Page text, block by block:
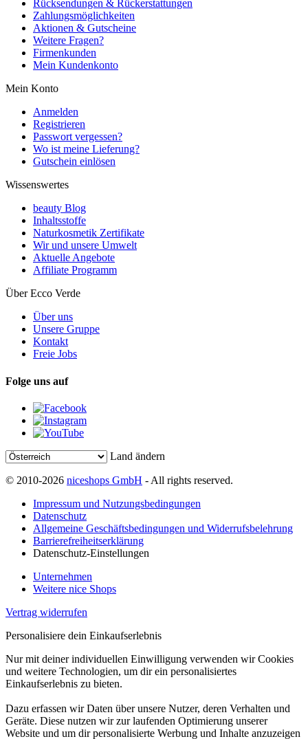
Rücksendungen & Rückerstattungen
Zahlungsmöglichkeiten
Aktionen & Gutscheine
Weitere Fragen?
Firmenkunden
Mein Kundenkonto
Mein Konto
Anmelden
Registrieren
Passwort vergessen?
Wo ist meine Lieferung?
Gutschein einlösen
Wissenswertes
beauty Blog
Inhaltsstoffe
Naturkosmetik Zertifikate
Wir und unsere Umwelt
Aktuelle Angebote
Affiliate Programm
Über Ecco Verde
Über uns
Unsere Gruppe
Kontakt
Freie Jobs
Folge uns auf
Land ändern
© 2010-2026 niceshops GmbH - All rights reserved.
Impressum und Nutzungsbedingungen
Datenschutz
Allgemeine Geschäftsbedingungen und Widerrufsbelehrung
Barrierefreiheitserklärung
Datenschutz-Einstellungen
Unternehmen
Weitere nice Shops
Vertrag widerrufen
Personalisiere dein Einkaufserlebnis
Nur mit deiner individuellen Einwilligung verwenden wir Cookies
und weitere Technologien, um dir ein personalisiertes
Einkaufserlebnis zu bieten.
Dazu erfassen wir Daten über unsere Nutzer, deren Verhalten und
Geräte. Diese nutzen wir zur laufenden Optimierung unserer
Website und um dir personalisierte Werbung und Inhalte anzuzeigen